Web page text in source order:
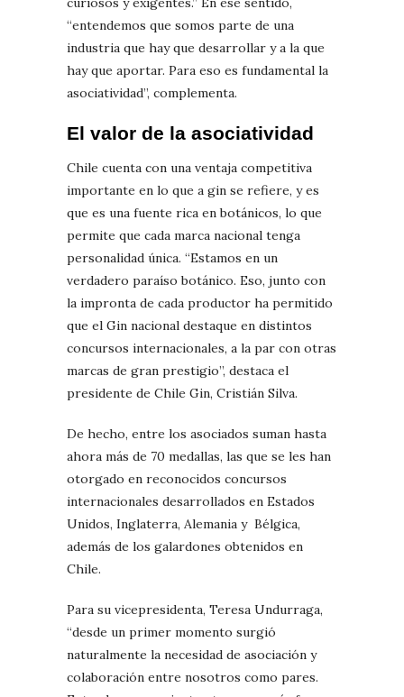
“entendemos que somos parte de una
industria que hay que desarrollar y a la que
hay que aportar. Para eso es fundamental la
asociatividad”, complementa.
El valor de la asociatividad
Chile cuenta con una ventaja competitiva
importante en lo que a gin se refiere, y es
que es una fuente rica en botánicos, lo que
permite que cada marca nacional tenga
personalidad única. “Estamos en un
verdadero paraíso botánico. Eso, junto con
la impronta de cada productor ha permitido
que el Gin nacional destaque en distintos
concursos internacionales, a la par con otras
marcas de gran prestigio”, destaca el
presidente de Chile Gin, Cristián Silva.
De hecho, entre los asociados suman hasta
ahora más de 70 medallas, las que se les han
otorgado en reconocidos concursos
internacionales desarrollados en Estados
Unidos, Inglaterra, Alemania y Bélgica,
además de los galardones obtenidos en
Chile.
Para su vicepresidenta, Teresa Undurraga,
“desde un primer momento surgió
naturalmente la necesidad de asociación y
colaboración entre nosotros como pares.